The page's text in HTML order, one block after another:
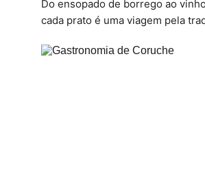
Do ensopado de borrego ao
cada prato é uma viagem pela